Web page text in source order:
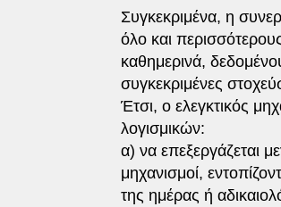
Συγκεκριμένα, η
όλο και
καθημερινά,
συγκεκριμένες
Έτσι, ο ελεγκτικός
λογισμικών:
α) να επεξεργάζεται
μηχανισμοί,
της ημέρας ή